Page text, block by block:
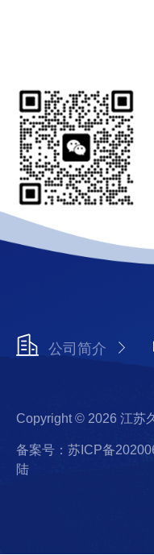
公司简介
Copyright © 2026 江苏
备案号：苏ICP备
陆